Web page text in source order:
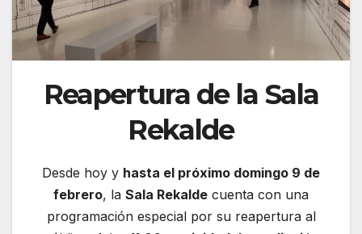
Reapertura de la Sala
Rekalde
Desde hoy y hasta el próximo domingo 9 de
febrero, la Sala Rekalde cuenta con una
programación especial por su reapertura al